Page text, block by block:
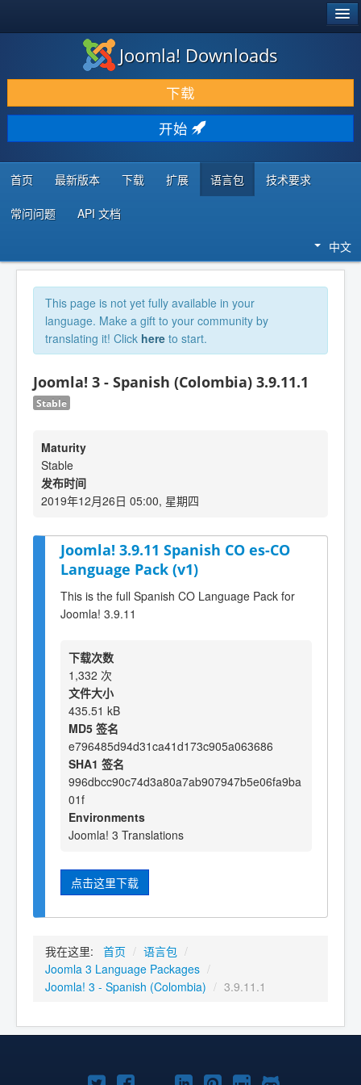
下载 & 扩展
发现 & 学习
社区 & 支持
开发者资源
Joomla! Downloads
下载
开始
首页 最新版本 下载 扩展 语言包 技术要求
常问问题 API 文档
中文
This page is not yet fully available in your
language. Make a gift to your community by
translating it! Click here to start.
Joomla! 3 - Spanish (Colombia) 3.9.11.1
Stable
Maturity
Stable
发布时间
2019年12月26日 05:00, 星期四
Joomla! 3.9.11 Spanish CO es-CO
Language Pack (v1)
This is the full Spanish CO Language Pack for
Joomla! 3.9.11
下载次数
1,332 次
文件大小
435.51 kB
MD5 签名
e796485d94d31ca41d173c905a063686
SHA1 签名
996dbcc90c74d3a80a7ab907947b5e06fa9ba
01f
Environments
Joomla! 3 Translations
点击这里下载
我在这里: 首页 / 语言包 /
Joomla 3 Language Packages /
Joomla! 3 - Spanish (Colombia) / 3.9.11.1